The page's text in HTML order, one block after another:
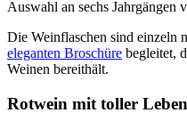
Auswahl an sechs Jahrgängen
Die Weinflaschen sind einzeln
eleganten Broschüre begleitet,
Weinen bereithält.
Rotwein mit toller